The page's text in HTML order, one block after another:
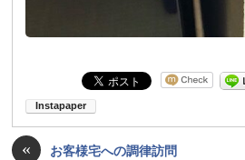
« お客様宅への調律訪問